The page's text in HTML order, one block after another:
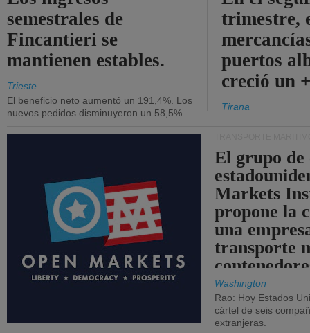
semestrales de
Fincantieri se
mantienen estables.
Trieste
El beneficio neto aumentó un 191,4%. Los
nuevos pedidos disminuyeron un 58,5%.
trimestre,
puertos
creció un
Tirana
El grupo de
Markets
propone la
una
transporte
Washington
Rao: Hoy Estados
cártel de seis
extranjeras.